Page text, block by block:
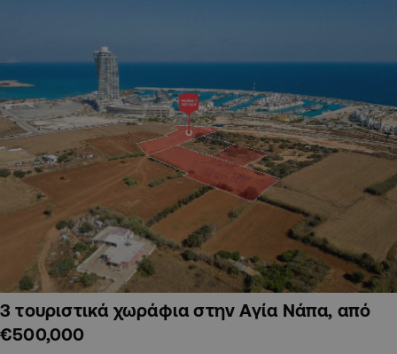
3 τουριστικά χωράφια στην Αγία Νάπα, από
€500,000